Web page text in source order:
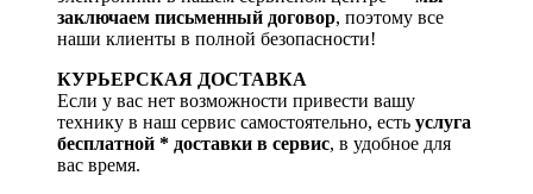
заключаем письменный договор, поэтому все
наши клиенты в полной безопасности!
КУРЬЕРСКАЯ ДОСТАВКА
Если у вас нет возможности привести вашу
технику в наш сервис самостоятельно, есть услуга
бесплатной * доставки в сервис, в удобное для
вас время.